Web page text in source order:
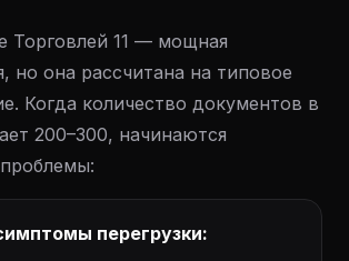
Торговлей 11 — мощная
но она рассчитана на типовое
Когда количество документов в
200–300, начинаются
перегрузки: